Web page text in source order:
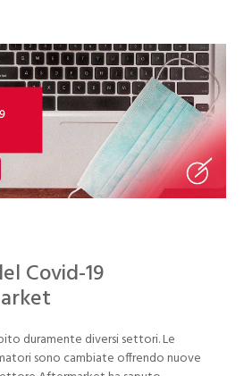
Covid-19
duramente diversi settori. Le
sono cambiate offrendo nuove